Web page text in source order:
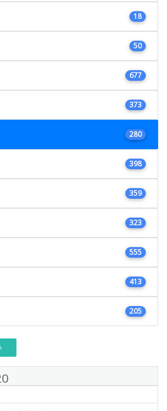
18
50
677
373
280
398
359
323
555
413
205